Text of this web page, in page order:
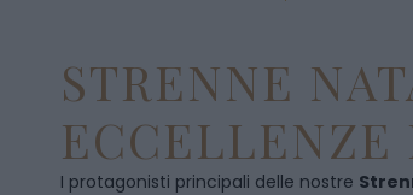
STRENNE
ECCELLENZE
I protagonisti principali delle nostre